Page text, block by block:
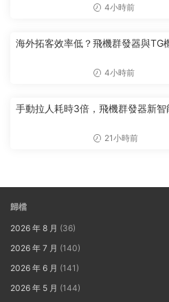
4小時前
海外拓客效率低？飛機群發器與TG
4小時前
手動拉人耗時3倍，飛機群發器新
21小時前
歸檔
2026 年 8 月 (36)
2026 年 7 月 (140)
2026 年 6 月 (141)
2026 年 5 月 (144)